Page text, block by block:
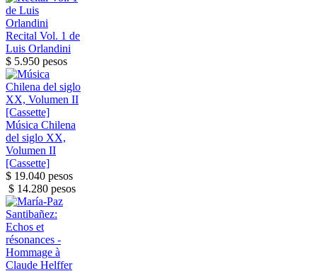
Recital Vol. 1 de
Luis Orlandini
$ 5.950 pesos
Música Chilena
del siglo XX,
Volumen II
[Cassette]
$ 19.040 pesos
$ 14.280 pesos